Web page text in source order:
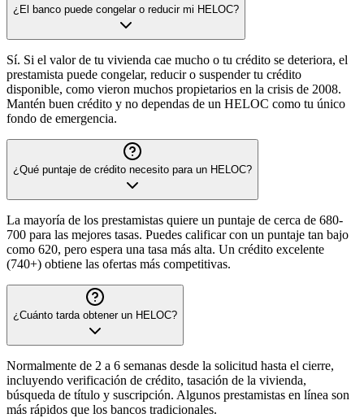
¿El banco puede congelar o reducir mi HELOC?
Sí. Si el valor de tu vivienda cae mucho o tu crédito se deteriora, el
prestamista puede congelar, reducir o suspender tu crédito
disponible, como vieron muchos propietarios en la crisis de 2008.
Mantén buen crédito y no dependas de un HELOC como tu único
fondo de emergencia.
¿Qué puntaje de crédito necesito para un HELOC?
La mayoría de los prestamistas quiere un puntaje de cerca de 680-
700 para las mejores tasas. Puedes calificar con un puntaje tan bajo
como 620, pero espera una tasa más alta. Un crédito excelente
(740+) obtiene las ofertas más competitivas.
¿Cuánto tarda obtener un HELOC?
Normalmente de 2 a 6 semanas desde la solicitud hasta el cierre,
incluyendo verificación de crédito, tasación de la vivienda,
búsqueda de título y suscripción. Algunos prestamistas en línea son
más rápidos que los bancos tradicionales.